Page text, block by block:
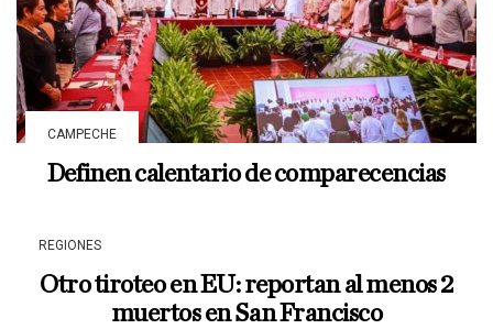
CAMPECHE
Definen calentario de comparecencias
REGIONES
Otro tiroteo en EU: reportan al menos 2
muertos en San Francisco